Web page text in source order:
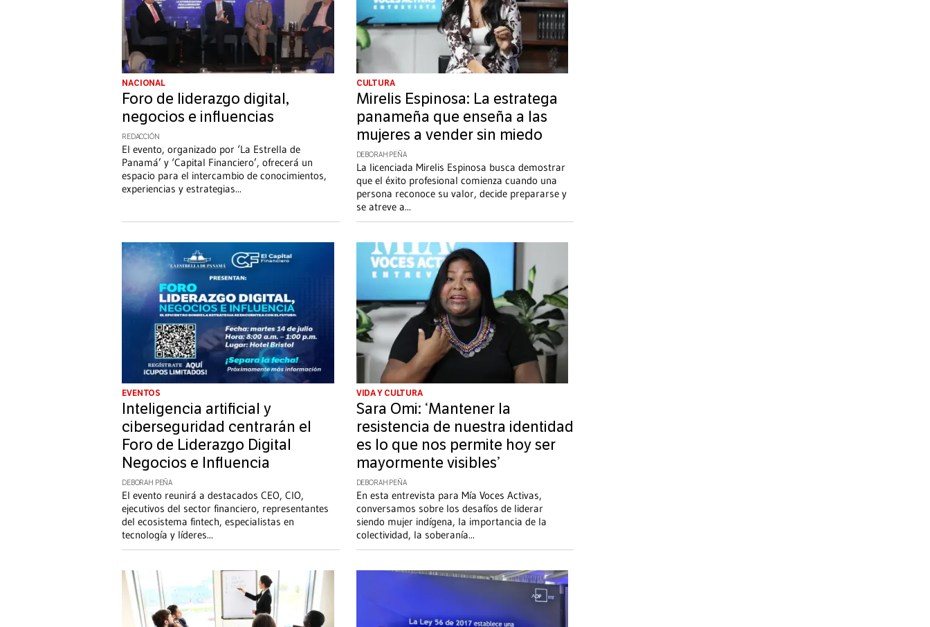
NACIONAL
Foro de liderazgo digital,
negocios e influencias
REDACCIÓN
El evento, organizado por ‘La Estrella de
Panamá’ y ‘Capital Financiero’, ofrecerá un
espacio para el intercambio de conocimientos,
experiencias y estrategias...
CULTURA
Mirelis Espinosa: La estratega
panameña que enseña a las
mujeres a vender sin miedo
DEBORAH PEÑA
La licenciada Mirelis Espinosa busca demostrar
que el éxito profesional comienza cuando una
persona reconoce su valor, decide prepararse y
se atreve a...
EVENTOS
Inteligencia artificial y
ciberseguridad centrarán el
Foro de Liderazgo Digital
Negocios e Influencia
DEBORAH PEÑA
El evento reunirá a destacados CEO, CIO,
ejecutivos del sector financiero, representantes
del ecosistema fintech, especialistas en
tecnología y líderes...
VIDA Y CULTURA
Sara Omi: ‘Mantener la
resistencia de nuestra identidad
es lo que nos permite hoy ser
mayormente visibles’
DEBORAH PEÑA
En esta entrevista para Mía Voces Activas,
conversamos sobre los desafíos de liderar
siendo mujer indígena, la importancia de la
colectividad, la soberanía...